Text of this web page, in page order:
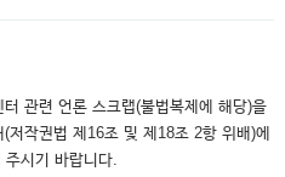
관련 언론 스크랩(불법복제에 해당)을
작권법 제16조 및 제18조 2항 위배)에
시기 바랍니다.